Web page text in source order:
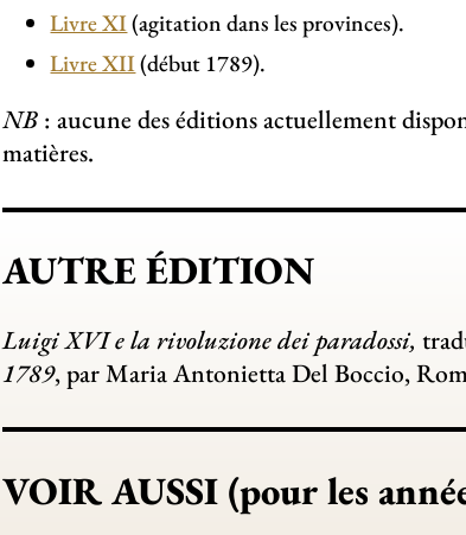
Livre XI(agitation dans les provinces).
Livre XII(début 1789).
NB : aucune des éditions actuellement
matières.
AUTRE ÉDITION
Luigi XVI e la rivoluzione dei paradossi,
1789, par Maria Antonietta Del Boccio,
VOIR AUSSI (pour les